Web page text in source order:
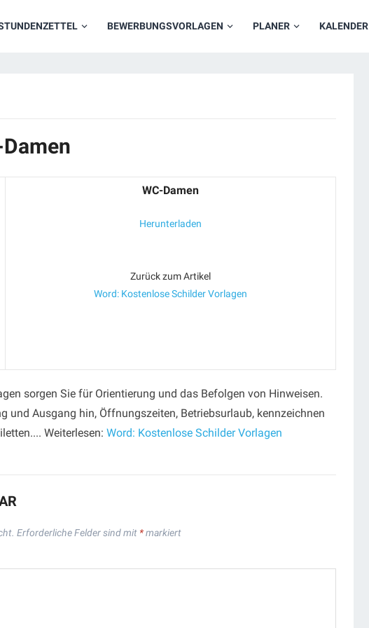
BEWERBUNGSVORLAGEN PLANER KALENDER
WC-Damen
Herunterladen
Zurück zum Artikel
Word: Kostenlose Schilder Vorlagen
sorgen Sie für Orientierung und das Befolgen von Hinweisen.
und Ausgang hin, Öffnungszeiten, Betriebsurlaub, kennzeichnen
Weiterlesen: Word: Kostenlose Schilder Vorlagen
Erforderliche Felder sind mit *markiert